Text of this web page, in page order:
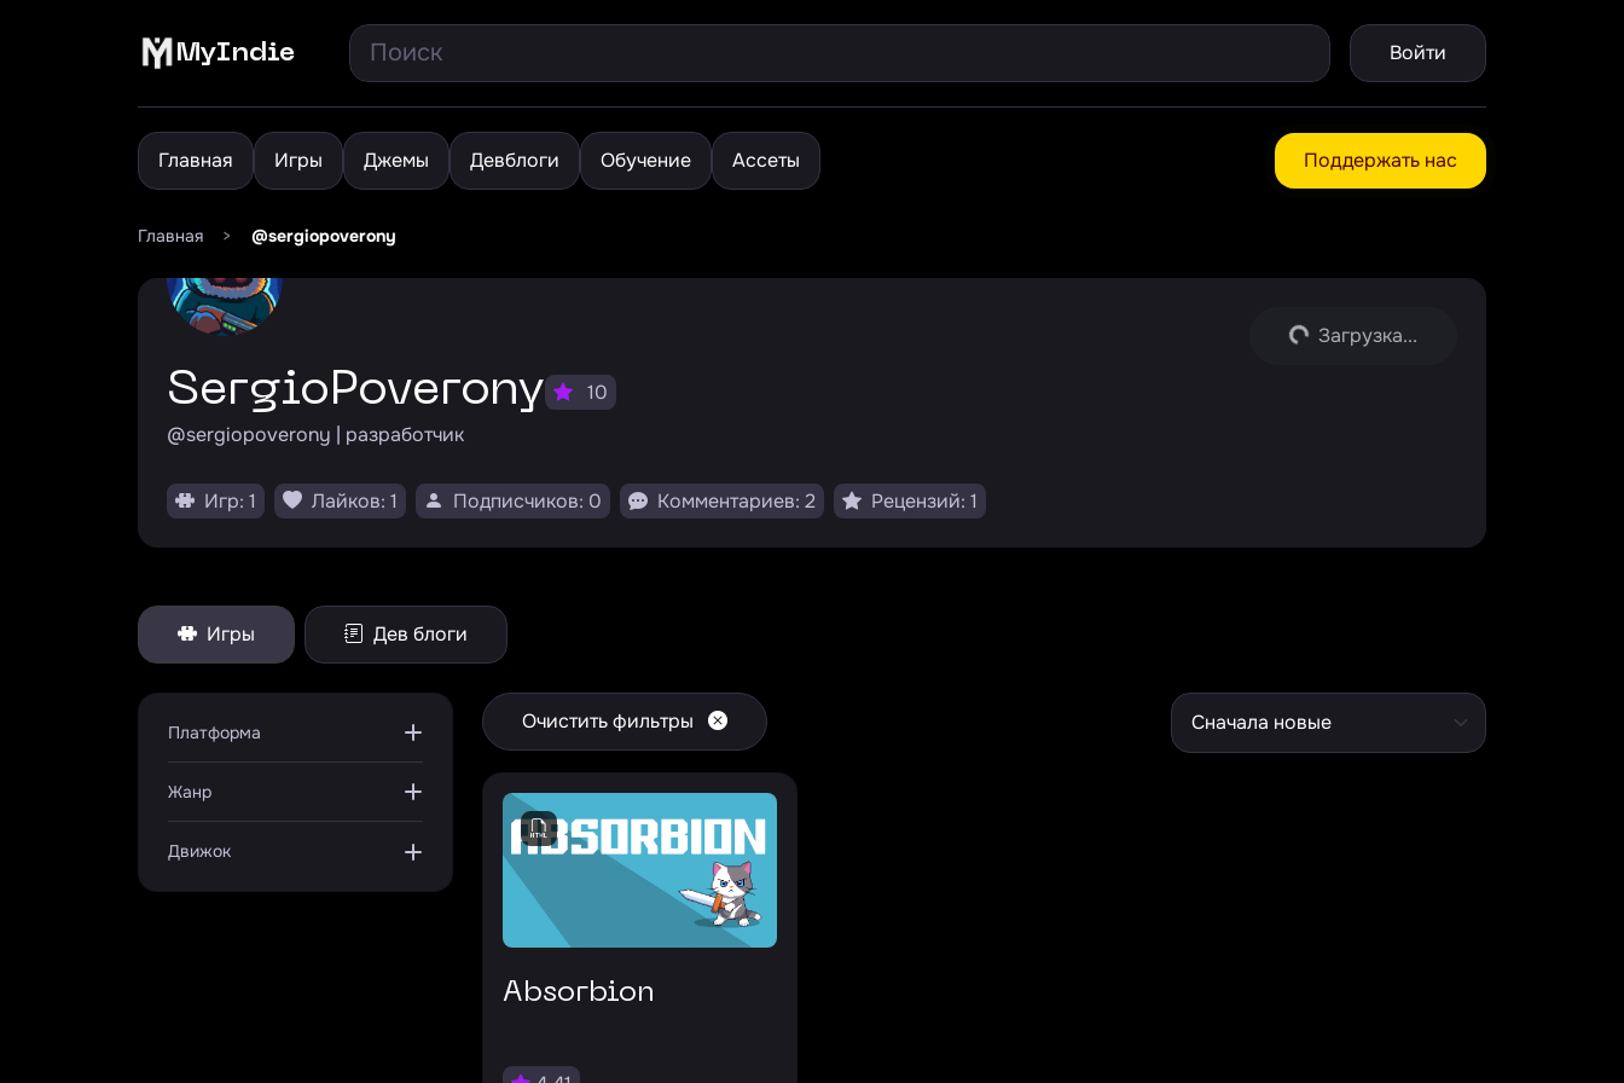
MyIndie Войти
Главная Игры Джемы Девблоги Обучение Ассеты Поддержать нас
Главная > @sergiopoverony
Загрузка...
SergioPoverony
10
@sergiopoverony | разработчик
Игр: 1 Лайков: 1 Подписчиков: 0 Комментариев: 2 Рецензий: 1
Игры Дев блоги
Платформа
Жанр
Движок
Очистить фильтры
Absorbion